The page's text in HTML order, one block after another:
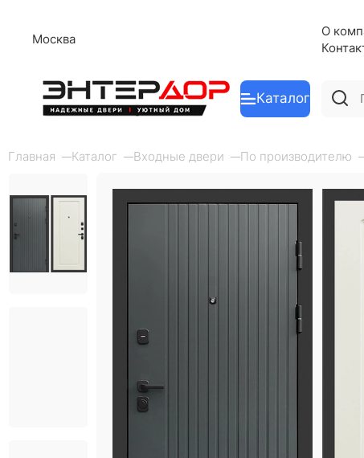
Москва
О
Каталог
Главная Каталог Входные двери По производителю